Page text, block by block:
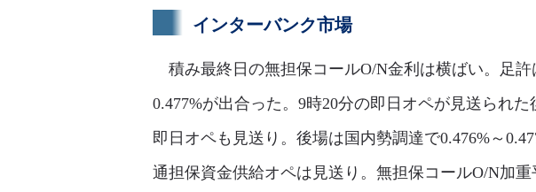
インターバンク市場
積み最終日の無担保コールO/N金利は横ばい。足
0.477%が出合った。9時20分の即日オペが見送られ
即日オペも見送り。後場は国内勢調達で0.476%～
通担保資金供給オペは見送り。無担保コールO/N加重